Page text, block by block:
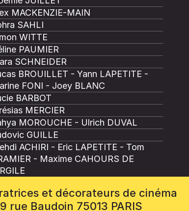
MACKENZIE-MAIN
SAHLI
WITTE
PAUMIER
SCHNEIDER
BROUILLET - Yann LAPETITE -
FONI - Joey BLANC
BARBOT
MERCIER
MOROUCHE - Ulrich DUVAL
GUILLE
ACHIRI - Eric LAPETITE - Tom
- Maxime CAHOURS DE
et décorateurs de cinéma
rue Baudoin 75013 PARIS